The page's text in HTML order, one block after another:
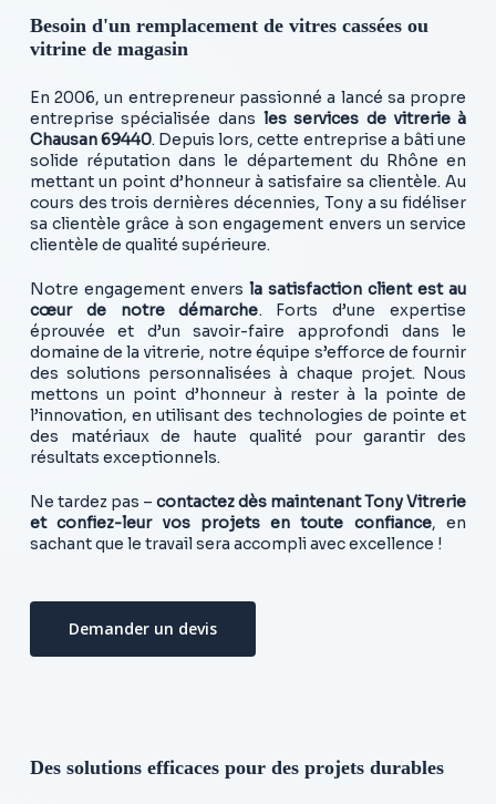
Besoin d'un remplacement de vitres cassées ou
vitrine de magasin
En 2006, un entrepreneur passionné a lancé sa propre
entreprise spécialisée dans les services de vitrerie à
Chausan 69440. Depuis lors, cette entreprise a bâti une
solide réputation dans le département du Rhône en
mettant un point d’honneur à satisfaire sa clientèle. Au
cours des trois dernières décennies, Tony a su fidéliser
sa clientèle grâce à son engagement envers un service
clientèle de qualité supérieure.
Notre engagement envers la satisfaction client est au
cœur de notre démarche. Forts d’une expertise
éprouvée et d’un savoir-faire approfondi dans le
domaine de la vitrerie, notre équipe s’efforce de fournir
des solutions personnalisées à chaque projet. Nous
mettons un point d’honneur à rester à la pointe de
l’innovation, en utilisant des technologies de pointe et
des matériaux de haute qualité pour garantir des
résultats exceptionnels.
Ne tardez pas – contactez dès maintenant Tony Vitrerie
et confiez-leur vos projets en toute confiance, en
sachant que le travail sera accompli avec excellence !
Demander un devis
Des solutions efficaces pour des projets durables